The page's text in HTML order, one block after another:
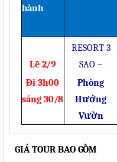
hành
Lễ 2/9
Đi 3h00
sáng30/8
RESORT 3
SAO–
Phòng
Hướng
Vườn
GIÁ TOUR BAO GỒM